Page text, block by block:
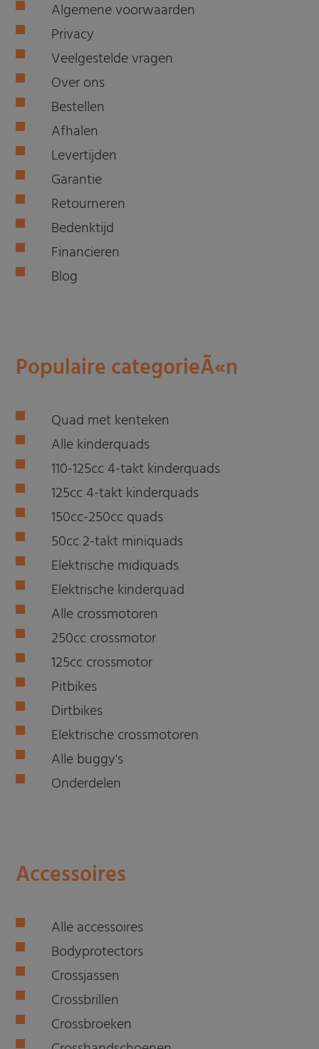
Algemene voorwaarden
Privacy
Veelgestelde vragen
Over ons
Bestellen
Afhalen
Levertijden
Garantie
Retourneren
Bedenktijd
Financieren
Blog
Populaire categorieÃ«n
Quad met kenteken
Alle kinderquads
110-125cc 4-takt kinderquads
125cc 4-takt kinderquads
150cc-250cc quads
50cc 2-takt miniquads
Elektrische midiquads
Elektrische kinderquad
Alle crossmotoren
250cc crossmotor
125cc crossmotor
Pitbikes
Dirtbikes
Elektrische crossmotoren
Alle buggy's
Onderdelen
Accessoires
Alle accessoires
Bodyprotectors
Crossjassen
Crossbrillen
Crossbroeken